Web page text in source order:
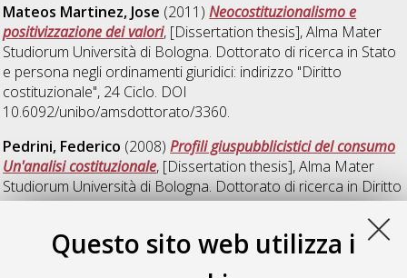
Questo sito web utilizza i
Mateos Martinez, Jose (2011)Neocostituzionalismo e
positivizzazione dei valori, [Dissertation thesis], Alma Mater
Studiorum Università di Bologna. Dottorato di ricerca in Stato
e persona negli ordinamenti giuridici: indirizzo "Diritto
costituzionale", 24 Ciclo. DOI
10.6092/unibo/amsdottorato/3360.
Pedrini, Federico (2008)Profili giuspubblicistici del consumo
Un'analisi costituzionale, [Dissertation thesis], Alma Mater
Studiorum Università di Bologna. Dottorato di ricerca in Diritto
costituzionale, 20 Ciclo. DOI
Raffiotta, Edoardo Carlo(2008) Gli interventi sostitutivi nei